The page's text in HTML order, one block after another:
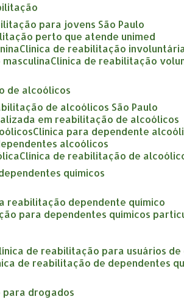
para jovens São Paulo
perto que atende unimed
clínica de reabilitação
clínica de reabilitação
de alcoólicos
de alcoólicos São Paulo
em reabilitação de alcoólicos
clínica para dependente
alcoólicos
clínica de reabilitação de
químicos
reabilitação dependente químico
para dependentes químicos
clínica de reabilitação para usuários
de reabilitação de dependentes
para drogados